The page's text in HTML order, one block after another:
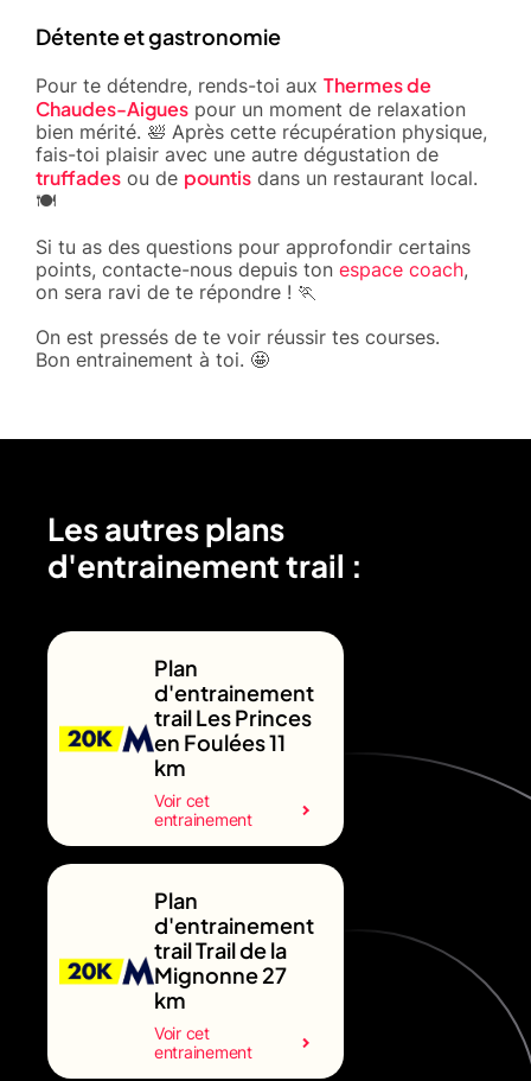
Détente et gastronomie
Pour te détendre, rends-toi aux Thermes de
Chaudes-Aigues pour un moment de relaxation
bien mérité. 🛀 Après cette récupération physique,
fais-toi plaisir avec une autre dégustation de
truffades ou de pountis dans un restaurant local.
🍽️
Si tu as des questions pour approfondir certains
points, contacte-nous depuis ton espace coach,
on sera ravi de te répondre ! 🏃
On est pressés de te voir réussir tes courses.
Bon entrainement à toi. 🤩
Les autres plans
d'entrainement trail :
Plan
d'entrainement
trail Les Princes
en Foulées 11
km
Voir cet
entrainement
Plan
d'entrainement
trail Trail de la
Mignonne 27
km
Voir cet
entrainement